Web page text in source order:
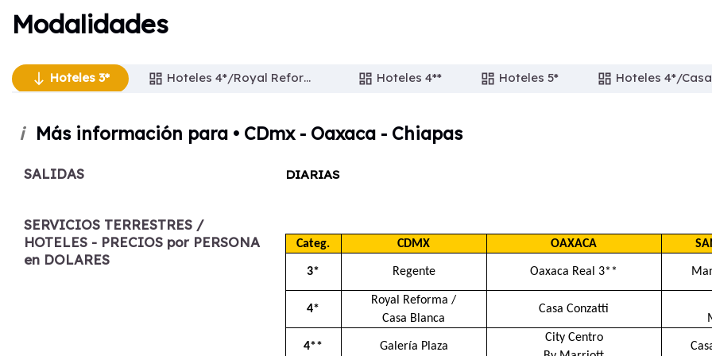
Modalidades
south Hoteles 3* dashboard Hoteles 4*/Royal Reforma dashboard Hoteles 4** dashboard Hoteles 5* dashboard Hoteles 4*/
south Hoteles 3*
dashboardHoteles 4**
i Más información para • CDmx - Oaxaca - Chiapas
SALIDAS DIARIAS
SERVICIOS TERRESTRES /
HOTELES - PRECIOS por PERSONA
en DOLARES
Categ. CDMX OAXACA
3* Regente Oaxaca Real 3**
4*
Royal Reforma /
Casa Blanca
Casa Conzatti
4** Galería Plaza
City Centro